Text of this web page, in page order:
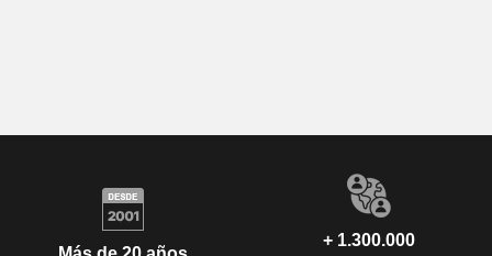
+ 1.300.000